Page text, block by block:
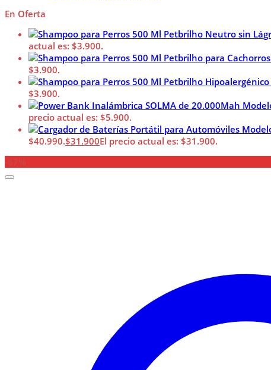
En Oferta
actual es: $3.900.
$3.900.
$3.900.
precio actual es: $5.900.
$40.990.$31.900El precio actual es: $31.900.